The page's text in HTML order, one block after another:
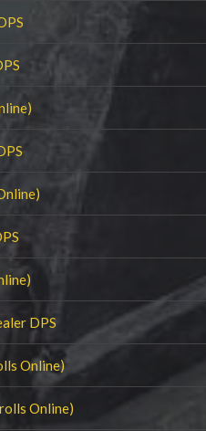
DPS
Online)
Online)